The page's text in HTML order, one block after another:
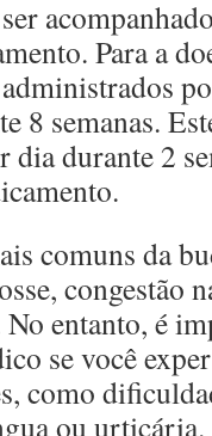
Para a
8 semanas.
durante 2
comuns da
congestão
entanto, é
se você
como
ou